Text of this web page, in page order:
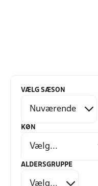
VÆLG SÆSON
KØN
ALDERSGRUPPE